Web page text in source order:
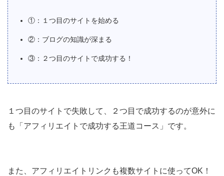
①：１つ目のサイトを始める
②：ブログの知識が深まる
③：２つ目のサイトで成功する！
１つ目のサイトで失敗して、２つ目で成功するのが意外に
も「アフィリエイトで成功する王道コース」です。
また、アフィリエイトリンクも複数サイトに使ってOK！